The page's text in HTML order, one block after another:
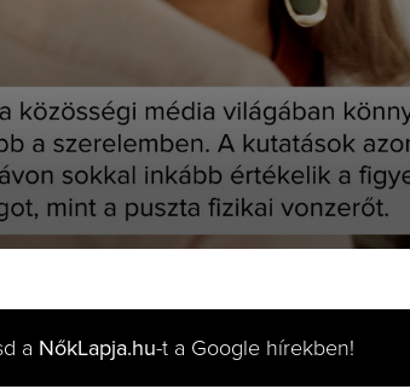
a NőkLapja.hu-t a Google hírekben!